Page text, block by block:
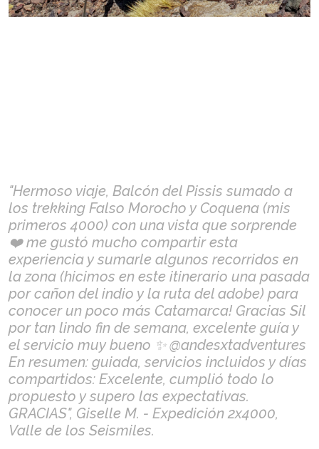
"Hermoso viaje, Balcón del Pissis sumado a
los trekking Falso Morocho y Coquena (mis
primeros 4000) con una vista que sorprende
❤️ me gustó mucho compartir esta
experiencia y sumarle algunos recorridos en
la zona (hicimos en este itinerario una pasada
por cañon del indio y la ruta del adobe) para
conocer un poco más Catamarca! Gracias Sil
por tan lindo fin de semana, excelente guía y
el servicio muy bueno ✨ @andesxtadventures
En resumen: guiada, servicios incluidos y días
compartidos: Excelente, cumplió todo lo
propuesto y supero las expectativas.
GRACIAS", Giselle M. - Expedición 2x4000,
Valle de los Seismiles.